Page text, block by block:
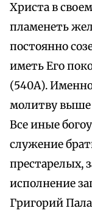
Христа в
пламенеть
постоянно
иметь Его
(540А).
молитву выше
Все иные
служение
престарелых,
исполнение
Григорий